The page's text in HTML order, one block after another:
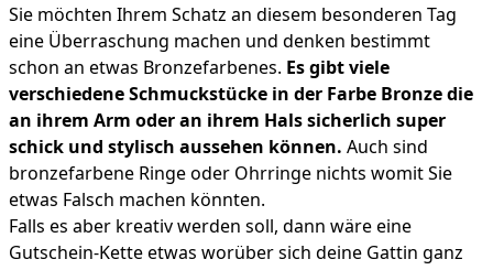
Sie möchten Ihrem Schatz an diesem besonderen Tag
eine Überraschung machen und denken bestimmt
schon an etwas Bronzefarbenes. Es gibt viele
verschiedene Schmuckstücke in der Farbe Bronze die
an ihrem Arm oder an ihrem Hals sicherlich super
schick und stylisch aussehen können. Auch sind
bronzefarbene Ringe oder Ohrringe nichts womit Sie
etwas Falsch machen könnten.
Falls es aber kreativ werden soll, dann wäre eine
Gutschein-Kette etwas worüber sich deine Gattin ganz